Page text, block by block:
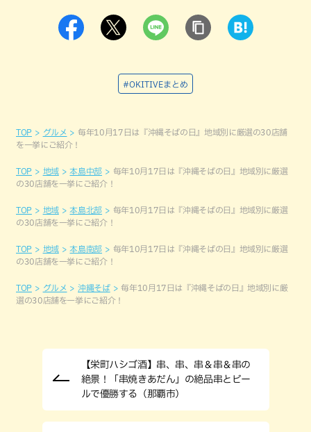
#OKITIVEまとめ
TOP グルメ
毎年10月17日は『沖縄そばの日』地域別に厳選の30店舗
を一挙にご紹介！
TOP 地域 本島中部
毎年10月17日は『沖縄そばの日』地域別に厳選
の30店舗を一挙にご紹介！
TOP 地域 本島北部
毎年10月17日は『沖縄そばの日』地域別に厳選
の30店舗を一挙にご紹介！
TOP 地域 本島南部
毎年10月17日は『沖縄そばの日』地域別に厳選
の30店舗を一挙にご紹介！
TOP グルメ 沖縄そば
毎年10月17日は『沖縄そばの日』地域別に厳
選の30店舗を一挙にご紹介！
【栄町ハシゴ酒】串、串、串＆串＆串の
絶景！「串焼きあだん」の絶品串とビー
ルで優勝する（那覇市）